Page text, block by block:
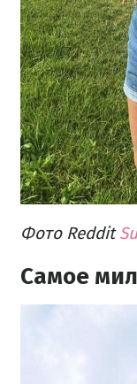
Фото Reddit
Самое